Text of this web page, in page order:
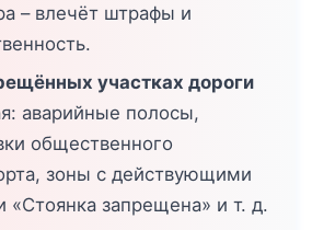
– влечёт штрафы и
участках дороги
аварийные полосы,
общественного
зоны с действующими
«Стоянка запрещена» и т. д.